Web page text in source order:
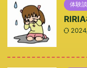
体験談